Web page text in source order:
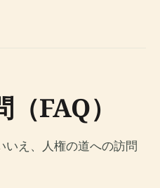
FAQ）
いえ、人権の道への訪問